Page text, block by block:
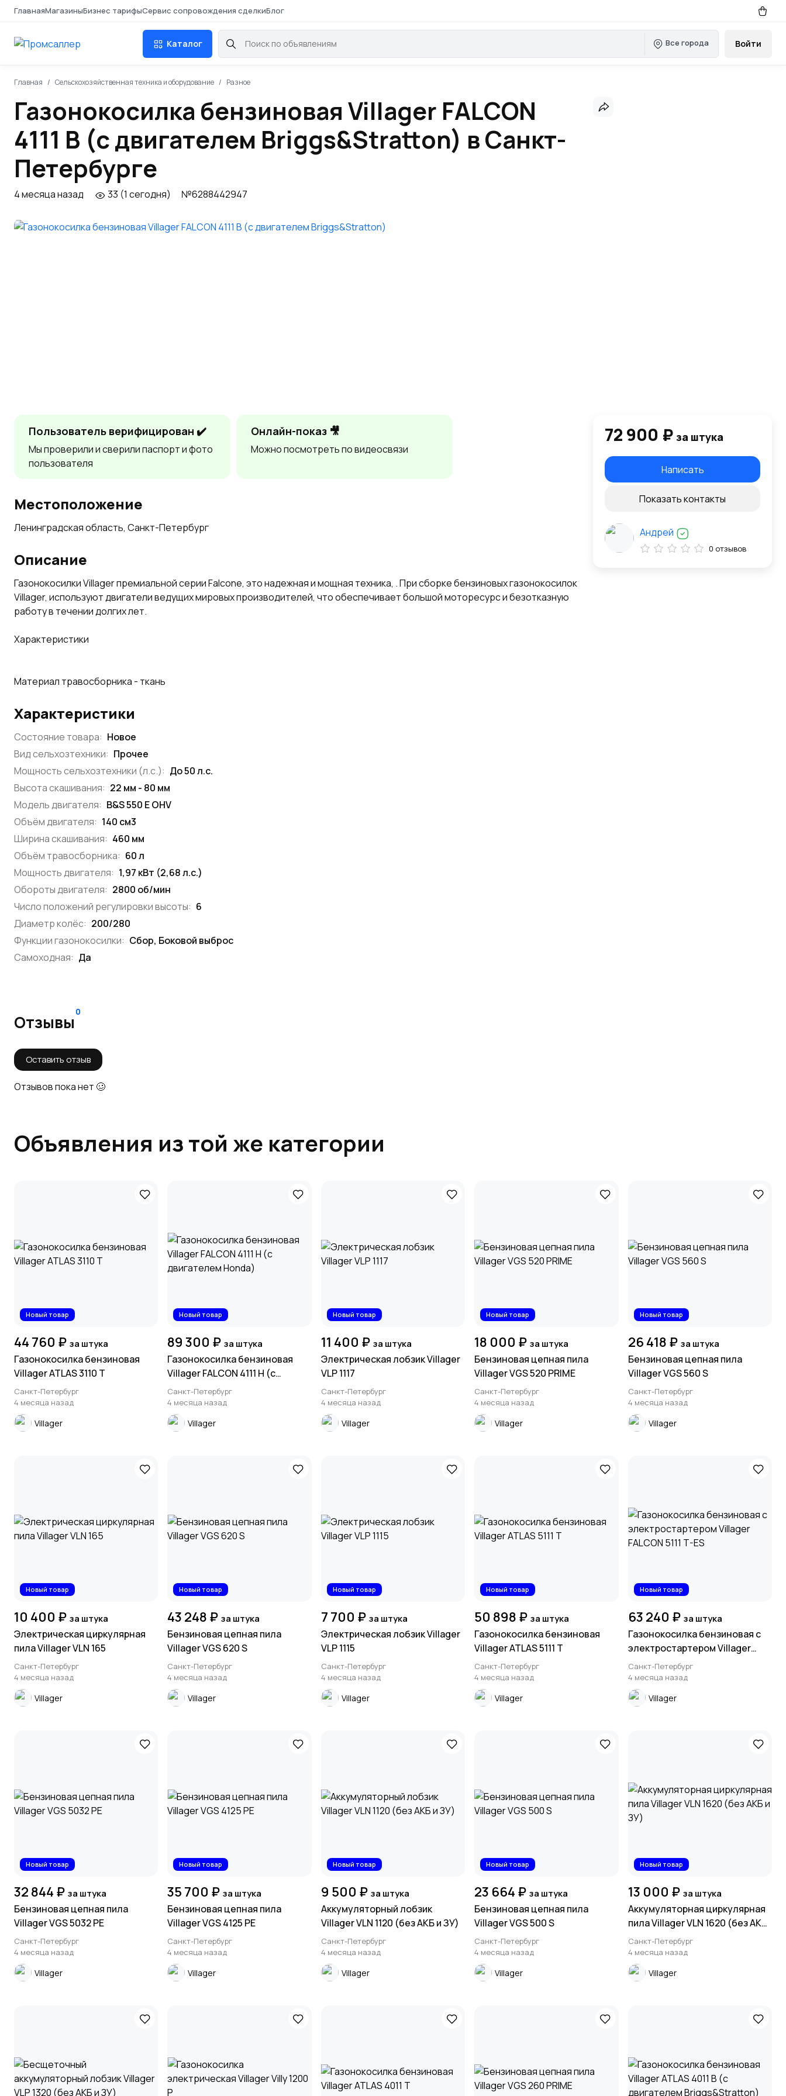
ГлавнаяМагазиныБизнес тарифыСервис сопровождения сделкиБлог
Каталог Все города Войти
Главная Сельскохозяйственная техника и оборудование Разное
Газонокосилка бензиновая Villager FALCON
4111 B (с двигателем Briggs&Stratton) в Санкт-
Петербурге
4 месяца назад 33 (1 сегодня) №6288442947
Пользователь верифицирован ✔️
Мы проверили и сверили паспорт и фото
пользователя
Онлайн-показ 🎥
Можно посмотреть по видеосвязи
Местоположение
Ленинградская область, Санкт-Петербург
Описание
Газонокосилки Villager премиальной серии Falcone, это надежная и мощная техника, . При сборке бензиновых газонокосилок
Villager, используют двигатели ведущих мировых производителей, что обеспечивает большой моторесурс и безотказную
работу в течении долгих лет.
Характеристики
Материал травосборника - ткань
Характеристики
Состояние товара: Новое
Вид сельхозтехники: Прочее
Мощность сельхозтехники (л.с.): До 50 л.с.
Высота скашивания: 22 мм - 80 мм
Модель двигателя: B&S 550 E OHV
Объём двигателя: 140 см3
Ширина скашивания: 460 мм
Объём травосборника: 60 л
Мощность двигателя: 1,97 кВт (2,68 л.с.)
Обороты двигателя: 2800 об/мин
Число положений регулировки высоты: 6
Диаметр колёс: 200/280
Функции газонокосилки: Сбор, Боковой выброс
Самоходная: Да
Отзывы
0
Оставить отзыв
Отзывов пока нет 🥴
72 900 ₽ за штука
Написать
Показать контакты
Андрей
0 отзывов
Объявления из той же категории
Новый товар
44 760 ₽ за штука
Газонокосилка бензиновая
Villager ATLAS 3110 T
Санкт-Петербург
4 месяца назад
Villager
Новый товар
89 300 ₽ за штука
Газонокосилка бензиновая
Villager FALCON 4111 H (с
двигателем Honda)
Санкт-Петербург
4 месяца назад
Villager
Новый товар
11 400 ₽ за штука
Электрическая лобзик Villager
VLP 1117
Санкт-Петербург
4 месяца назад
Villager
Новый товар
18 000 ₽ за штука
Бензиновая цепная пила
Villager VGS 520 PRIME
Санкт-Петербург
4 месяца назад
Villager
Новый товар
26 418 ₽ за штука
Бензиновая цепная пила
Villager VGS 560 S
Санкт-Петербург
4 месяца назад
Villager
Новый товар
10 400 ₽ за штука
Электрическая циркулярная
пила Villager VLN 165
Санкт-Петербург
4 месяца назад
Villager
Новый товар
43 248 ₽ за штука
Бензиновая цепная пила
Villager VGS 620 S
Санкт-Петербург
4 месяца назад
Villager
Новый товар
7 700 ₽ за штука
Электрическая лобзик Villager
VLP 1115
Санкт-Петербург
4 месяца назад
Villager
Новый товар
50 898 ₽ за штука
Газонокосилка бензиновая
Villager ATLAS 5111 Т
Санкт-Петербург
4 месяца назад
Villager
Новый товар
63 240 ₽ за штука
Газонокосилка бензиновая с
электростартером Villager
FALCON 5111 T-ES
Санкт-Петербург
4 месяца назад
Villager
Новый товар
32 844 ₽ за штука
Бензиновая цепная пила
Villager VGS 5032 PE
Санкт-Петербург
4 месяца назад
Villager
Новый товар
35 700 ₽ за штука
Бензиновая цепная пила
Villager VGS 4125 PE
Санкт-Петербург
4 месяца назад
Villager
Новый товар
9 500 ₽ за штука
Аккумуляторный лобзик
Villager VLN 1120 (без АКБ и ЗУ)
Санкт-Петербург
4 месяца назад
Villager
Новый товар
23 664 ₽ за штука
Бензиновая цепная пила
Villager VGS 500 S
Санкт-Петербург
4 месяца назад
Villager
Новый товар
13 000 ₽ за штука
Аккумуляторная циркулярная
пила Villager VLN 1620 (без АКБ
и ЗУ)
Санкт-Петербург
4 месяца назад
Villager